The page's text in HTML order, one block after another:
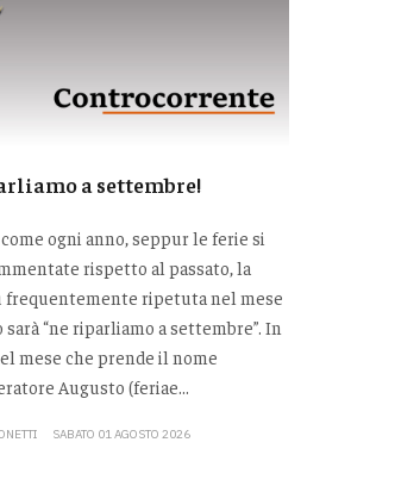
a settembre!
ogni anno, seppur le ferie si
rispetto al passato, la
frequentemente ripetuta nel mese
sarà “ne riparliamo a settembre”. In
mese che prende il nome
Augusto (feriae...
SABATO 01 AGOSTO 2026